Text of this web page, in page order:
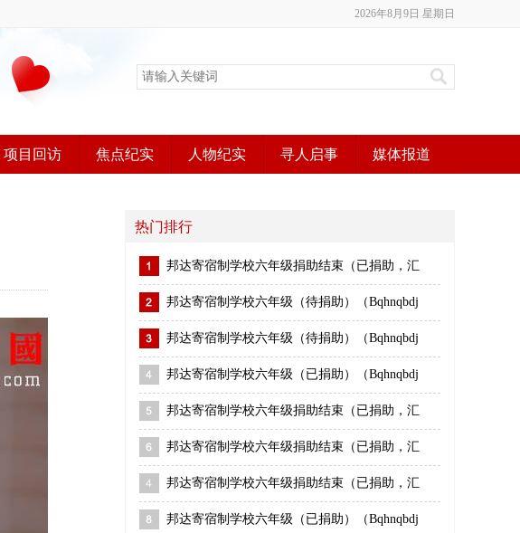
2026年8月9日 星期日
项目回访 焦点纪实 人物纪实 寻人启事 媒体报道
热门排行
邦达寄宿制学校六年级捐助结束（已捐助，汇
邦达寄宿制学校六年级（待捐助）（Bqhnqbdj
邦达寄宿制学校六年级（待捐助）（Bqhnqbdj
邦达寄宿制学校六年级（已捐助）（Bqhnqbdj
邦达寄宿制学校六年级捐助结束（已捐助，汇
邦达寄宿制学校六年级捐助结束（已捐助，汇
邦达寄宿制学校六年级捐助结束（已捐助，汇
邦达寄宿制学校六年级（已捐助）（Bqhnqbdj